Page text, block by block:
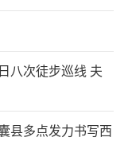
八次徒步巡线 夫
县多点发力书写西